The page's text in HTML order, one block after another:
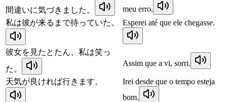
間違いに気づきました。
meu erro.
私は彼が来るまで待っていた。
Esperei até que ele chegasse.
彼女を見たとたん、私は笑っ
た。
Assim que a vi, sorri.
天気が良ければ行きます。
Irei desde que o tempo esteja
bom.